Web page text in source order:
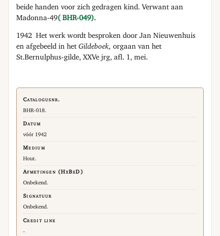
beide handen voor zich gedragen kind. Verwant aan
Madonna-49( BHR-049).
1942 Het werk wordt besproken door Jan Nieuwenhuis
en afgebeeld in hetGildeboek,orgaan van het
St.Bernulphus-gilde, XXVe jrg, afl. 1, mei.
Catalogusnr.
BHR-018.
Datum
vóór 1942
Medium
Hout.
Afmetingen (HxBxD)
Onbekend.
Signatuur
Onbekend.
Credit line
-